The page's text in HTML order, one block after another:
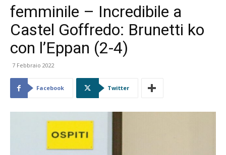
femminile – Incredibile a
Castel Goffredo: Brunetti ko
con l’Eppan (2-4)
7 Febbraio 2022
Facebook Twitter